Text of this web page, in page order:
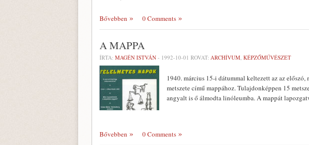
Bővebben 0 Comments
A MAPPA
ÍRTA: MAGÉN ISTVÁN - 1992-10-01 ROVAT: ARCHÍVUM, KÉPZŐMŰVÉSZET
1940. március 15-i dátummal keltezett az az
metszete című mappához. Tulajdonképpen 15
angyalt is ő álmodta linóleumba. A mappát
Bővebben 0 Comments